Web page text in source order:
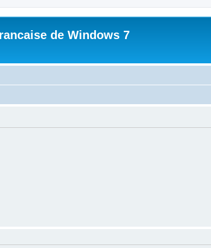
de Windows 7